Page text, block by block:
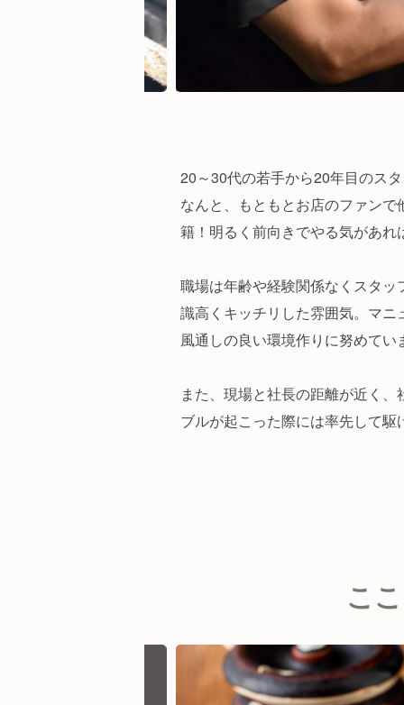
20～30代の若手から20年目のス
なんと、もともとお店のファン
籍！明るく前向きでやる気があ
職場は年齢や経験関係なくスタ
識高くキッチリした雰囲気。マ
風通しの良い環境作りに努めてい
また、現場と社長の距離が近く
ブルが起こった際には率先して駆
こ